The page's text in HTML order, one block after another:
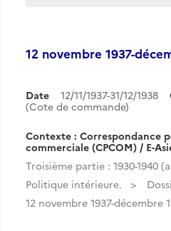
12 novembre 1937-
Date 12/11/1937-31/12/1938
(Cote de commande)
Contexte : Correspondance
commerciale (CPCOM) / E-
Troisième partie : 1930-1940
Politique intérieure.
12 novembre 1937-décembre